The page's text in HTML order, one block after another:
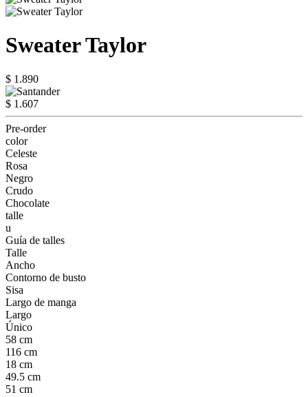
Sweater Taylor
$ 1.890
$ 1.607
Pre-order
color
Celeste
Rosa
Negro
Crudo
Chocolate
talle
u
Guía de talles
Talle
Ancho
Contorno de busto
Sisa
Largo de manga
Largo
Único
58 cm
116 cm
18 cm
49.5 cm
51 cm